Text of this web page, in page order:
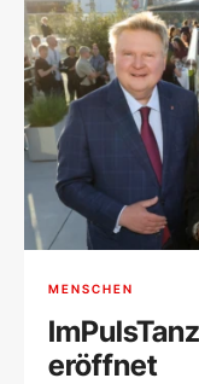
MENSCHEN
eröffnet